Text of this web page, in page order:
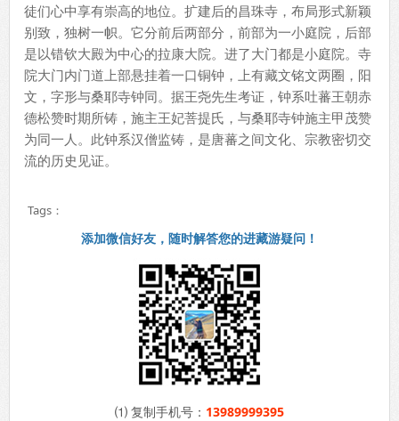
徒们心中享有崇高的地位。扩建后的昌珠寺，布局形式新颖
别致，独树一帜。它分前后两部分，前部为一小庭院，后部
是以错钦大殿为中心的拉康大院。进了大门都是小庭院。寺
院大门内门道上部悬挂着一口铜钟，上有藏文铭文两圈，阳
文，字形与桑耶寺钟同。据王尧先生考证，钟系吐蕃王朝赤
德松赞时期所铸，施主王妃菩提氏，与桑耶寺钟施主甲茂赞
为同一人。此钟系汉僧监铸，是唐蕃之间文化、宗教密切交
流的历史见证。
Tags：
添加微信好友，随时解答您的进藏游疑问！
⑴ 复制手机号： 13989999395